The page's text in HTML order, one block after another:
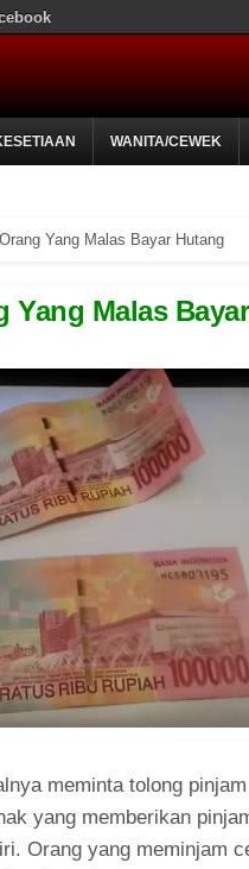
WANITA/CEWEK
Yang Malas Bayar Hutang
Yang Malas
meminta tolong
yang memberikan
Orang yang meminjam